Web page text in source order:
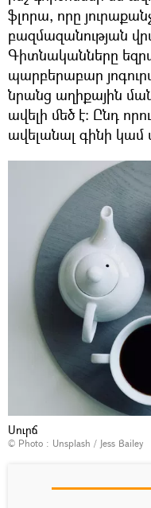
ֆլորա, որը
բազմազանության
Գիտնականները
պարբերաբար
նրանց աղիքային
ավելի մեծ է։ Ընդ
ավելանալ գինի կամ
Սուրճ
© Photo : Unsplash / Jess Bailey